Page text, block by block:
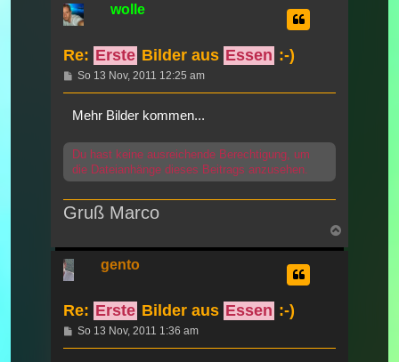
wolle
Re: Erste Bilder aus Essen :-)
Beitrag
So 13 Nov, 2011 12:25 am
Mehr Bilder kommen...
Du hast keine ausreichende Berechtigung, um
die Dateianhänge dieses Beitrags anzusehen.
Gruß Marco
oben
gento
Re: Erste Bilder aus Essen :-)
Beitrag
So 13 Nov, 2011 1:36 am